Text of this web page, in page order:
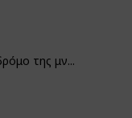
της μν...